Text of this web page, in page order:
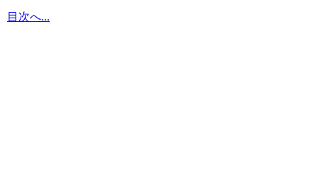
目次へ...